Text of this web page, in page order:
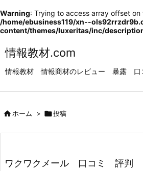
Warning: Trying to access array offset on
/home/ebusiness119/xn--
content/themes/luxeritas/inc/
情報教材.com
情報教材 情報商材のレビュー 暴露 口
ホーム > 投稿
ワクワクメール 口コミ 評判